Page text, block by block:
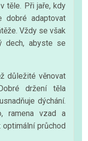
těle. Při jaře, kdy
dobré adaptovat
Vždy se však
dech, abyste se
důležité věnovat
držení těla
dýchání.
ramena vzad a
průchod